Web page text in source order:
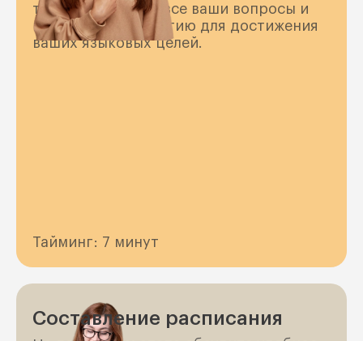
также ответит на все ваши вопросы и
предложит стратегию для достижения
ваших языковых целей.
Тайминг: 7 минут
Составление расписания